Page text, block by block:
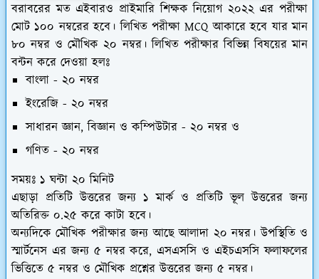
বরাবরের মত এইবারও প্রাইমারি শিক্ষক নিয়োগ ২০২২ এর পরীক্ষা
মোট ১০০ নম্বরের হবে। লিখিত পরীক্ষা MCQ আকারে হবে যার মান
৮০ নম্বর ও মৌখিক ২০ নম্বর। লিখিত পরীক্ষার বিভিন্ন বিষয়ের মান
বন্টন করে দেওয়া হলঃ
বাংলা - ২০ নম্বর
ইংরেজি - ২০ নম্বর
সাধারন জ্ঞান, বিজ্ঞান ও কম্পিউটার - ২০ নম্বর ও
গণিত - ২০ নম্বর
সময়ঃ ১ ঘন্টা ২০ মিনিট
এছাড়া প্রতিটি উত্তরের জন্য ১ মার্ক ও প্রতিটি ভূল উত্তরের জন্য
অতিরিক্ত ০.২৫ করে কাটা হবে।
অন্যদিকে মৌখিক পরীক্ষার জন্য আছে আলাদা ২০ নম্বর। উপস্থিতি ও
স্মার্টনেস এর জন্য ৫ নম্বর করে, এসএসসি ও এইচএসসি ফলাফলের
ভিত্তিতে ৫ নম্বর ও মৌখিক প্রশ্নের উত্তরের জন্য ৫ নম্বর।